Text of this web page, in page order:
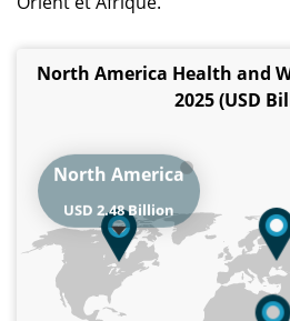
North America Health and
2025 (USD
North America
USD 2.48 Billion